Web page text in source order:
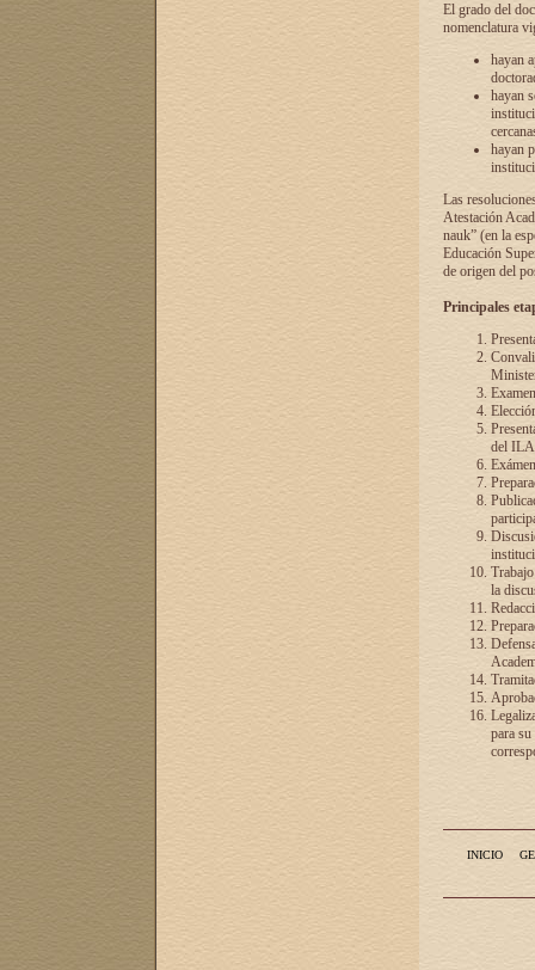
El grado del
nomenclatura
hayan
hayan
hayan
Las
Atestación
nauk” (en la
Educación
de origen del
Principales
del
la
para
INICIO